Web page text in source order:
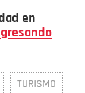
en
TURISMO